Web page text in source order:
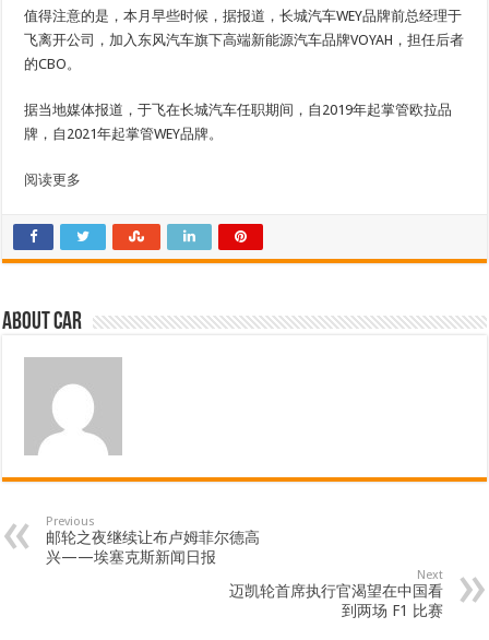
值得注意的是，本月早些时候，据报道，长城汽车WEY品牌前总经理于
飞离开公司，加入东风汽车旗下高端新能源汽车品牌VOYAH，担任后者
的CBO。
据当地媒体报道，于飞在长城汽车任职期间，自2019年起掌管欧拉品
牌，自2021年起掌管WEY品牌。
阅读更多
About car
Previous
邮轮之夜继续让布卢姆菲尔德高
兴——埃塞克斯新闻日报
Next
迈凯轮首席执行官渴望在中国看
到两场 F1 比赛